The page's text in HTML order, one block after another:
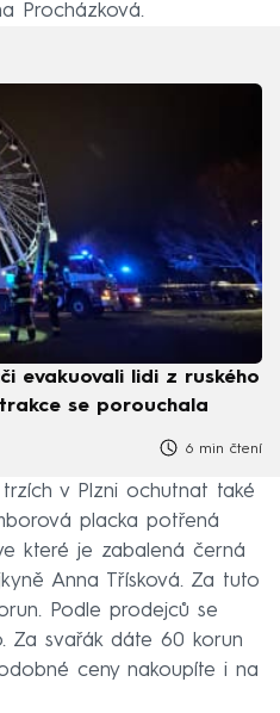
Procházková.
evakuovali lidi z ruského
se porouchala
6 min čtení
v Plzni ochutnat také
placka potřená
které je zabalená černá
Anna Třísková. Za tuto
Podle prodejců se
Za svařák dáte 60 korun
ceny nakoupíte i na